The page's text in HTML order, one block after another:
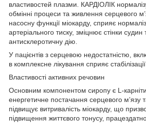
властивостей плазми. КАРДІОЛІК
обмінні процеси та живлення серцевого
насосну функції міокарду, сприяє
артеріального тиску, зміцнює стінки судин
антисклеротичну дію.
У пацієнтів з серцевою недостатністю,
в комплексне лікування сприяє
Властивості активних речовин
Основним компонентом сиропу є L-
енергетичне постачання серцевого м’язу
підвищує витривалість міокарду, що
підвищення життєвого тонусу,